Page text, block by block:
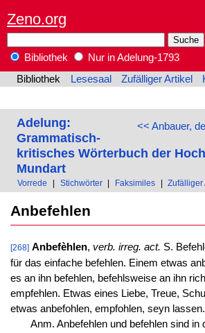
Zeno.org
Bibliothek
Nur in Adelung-1793
Bibliothek
Lesesaal Zufälliger Artikel
<< Anbauer,
Adelung:
Grammatisch-
kritisches Wörterbuch der
Mundart
Vorrede Stichwörter Faksimiles Zufälliger
Anbefehlen
[268] Anbefèhlen, verb. irreg. act. S.
für das einfache befehlen. Einem etwas
es an ihn befehlen, befehlsweise an ihn
empfehlen. Etwas eines Liebe, Treue,
etwas anbefohlen, empfohlen, seyn lassen.
Anm. Anbefehlen und befehlen sind in